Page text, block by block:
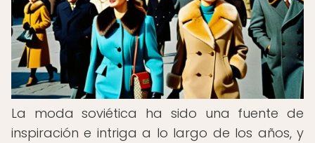
La moda soviética ha sido una fuente de
inspiración e intriga a lo largo de los años, y